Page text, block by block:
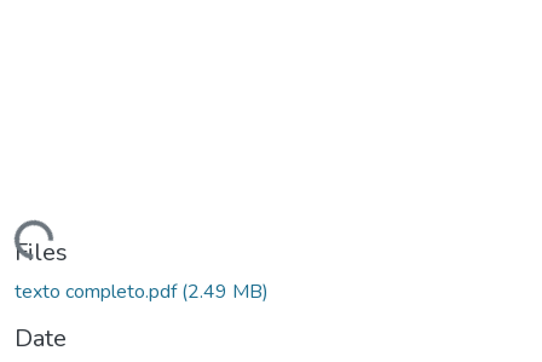
Files
texto completo.pdf(2.49 MB)
Date